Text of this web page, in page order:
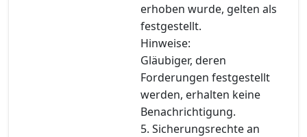
erhoben wurde, gelten als
festgestellt.
Hinweise:
Gläubiger, deren
Forderungen festgestellt
werden, erhalten keine
Benachrichtigung.
5. Sicherungsrechte an